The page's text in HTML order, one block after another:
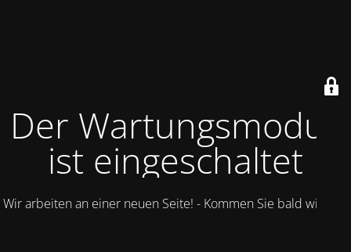
Der Wartungsmodus
ist eingeschaltet
Wir arbeiten an einer neuen Seite! - Kommen Sie bald wieder.